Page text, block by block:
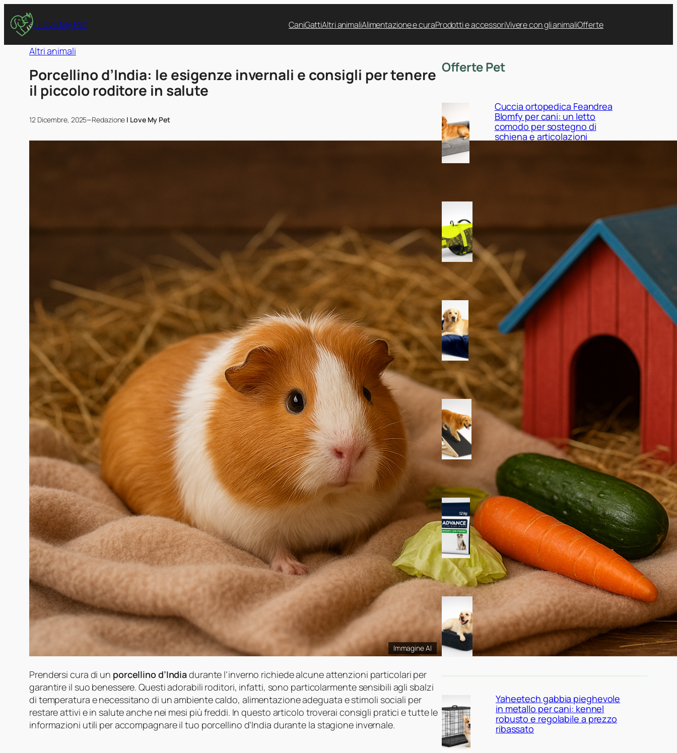
I Love My Pet CaniGattiAltri animaliAlimentazione e curaProdotti e accessoriVivere con gli animaliOfferte
Altri animali
Porcellino d’India: le esigenze invernali e consigli per tenere
il piccolo roditore in salute
12 Dicembre, 2025–Redazione I Love My Pet
Immagine AI
Prendersi cura di un porcellino d’Indiadurante l’inverno richiede alcune attenzioni particolari per
garantire il suo benessere. Questi adorabili roditori, infatti, sono particolarmente sensibili agli sbalzi
di temperatura e necessitano di un ambiente caldo, alimentazione adeguata e stimoli sociali per
restare attivi e in salute anche nei mesi più freddi. In questo articolo troverai consigli pratici e tutte le
informazioni utili per accompagnare il tuo porcellino d’India durante la stagione invernale.
Offerte Pet
Cuccia ortopedica Feandrea
Blomfy per cani: un letto
comodo per sostegno di
schiena e articolazioni
sicurezza in acqua tra mare,
lago e piscina
Coperta impermeabile
Dreamzie per cani e gatti:
proteggere divano e letto con
un telo morbido e lavabile
Rampa iPetba per cani grandi:
accesso sicuro a letto e
divano senza stress per le
articolazioni
Advance Veterinary Diets
Urinary Low Purine per cani:
quando può aiutare davvero i
problemi urinari
KSIIA cuscino XL per cani
taglia grande: materassino
morbido e lavabile ideale per
l’interno
Yaheetech gabbia pieghevole
in metallo per cani: kennel
robusto e regolabile a prezzo
ribassato